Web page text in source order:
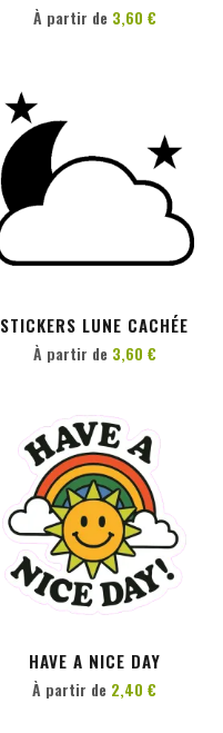
À partir de 3,60 €
STICKERS LUNE CACHÉE
PERSONNALISER
À partir de 3,60 €
HAVE A NICE DAY
PERSONNALISER
À partir de 2,40 €